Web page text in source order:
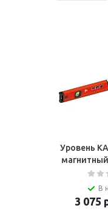
Уровень
В
3 075